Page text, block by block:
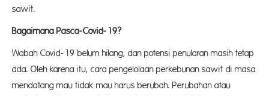
sawit.
Bagaimana Pasca-Covid-19?
Wabah Covid-19 belum hilang, dan potensi penularan masih tetap
ada. Oleh karena itu, cara pengelolaan perkebunan sawit di masa
mendatang mau tidak mau harus berubah. Perubahan atau